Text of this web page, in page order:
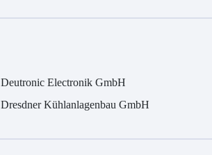
Deutronic Electronik GmbH
Dresdner Kühlanlagenbau GmbH